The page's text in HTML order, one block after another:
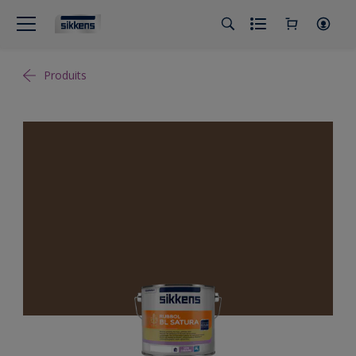
Produits